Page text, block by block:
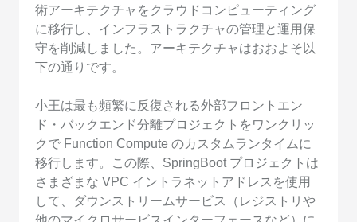
術アーキテクチャをクラウドコンピューティング
に移行し、インフラストラクチャの管理と運用保
守を削減しました。アーキテクチャはおおよそ以
下の通りです。
小王は最も頻繁に反復される外部フロントエン
ド・バックエンド分離プロジェクトをワンクリッ
クで Function Compute のカスタムランタイムに
移行します。この際、SpringBoot プロジェクトは
さまざまな VPC イントラネットアドレスを使用
して、ダウンストリームサービス（レジストリや